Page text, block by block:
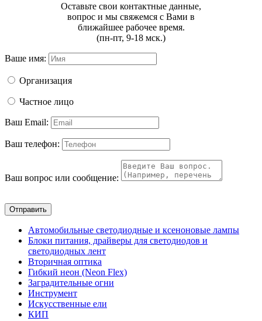
Оставьте свои контактные данные,
вопрос и мы свяжемся с Вами в
ближайшее рабочее время.
(пн-пт, 9-18 мск.)
Ваше имя:
Организация
Частное лицо
Ваш Email:
Ваш телефон:
Ваш вопрос или сообщение:
Отправить
Автомобильные светодиодные и ксеноновые лампы
Блоки питания, драйверы для светодиодов и
светодиодных лент
Вторичная оптика
Гибкий неон (Neon Flex)
Заградительные огни
Инструмент
Искусственные ели
КИП